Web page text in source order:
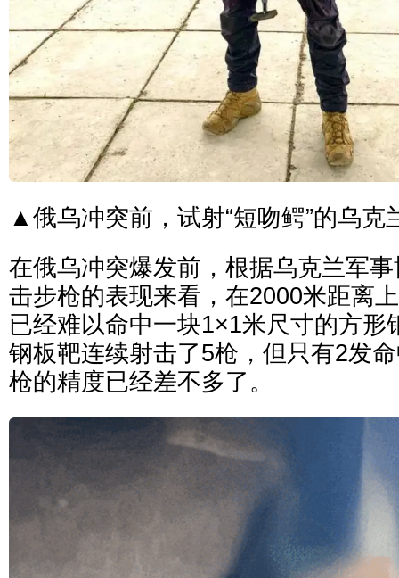
▲俄乌冲突前，试射“短吻鳄”的乌克
在俄乌冲突爆发前，根据乌克兰军事
击步枪的表现来看，在2000米距离
已经难以命中一块1×1米尺寸的方形
钢板靶连续射击了5枪，但只有2发
枪的精度已经差不多了。